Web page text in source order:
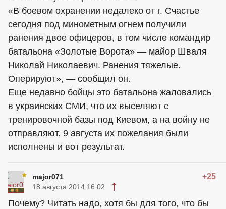
«В боевом охранении недалеко от г. Счастье
сегодня под минометным огнем получили
ранения двое офицеров, в том числе командир
батальона «Золотые Ворота» — майор Шваля
Николай Николаевич. Ранения тяжелые.
Оперируют», — сообщил он.
Еще недавно бойцы это батальона жаловались
в украинских СМИ, что их выселяют с
тренировочной базы под Киевом, а на войну не
отправляют. 9 августа их пожелания были
исполнены и вот результат.
major071 +25
18 августа 2014 16:02
Почему? Читать надо, хотя бы для того, что бы